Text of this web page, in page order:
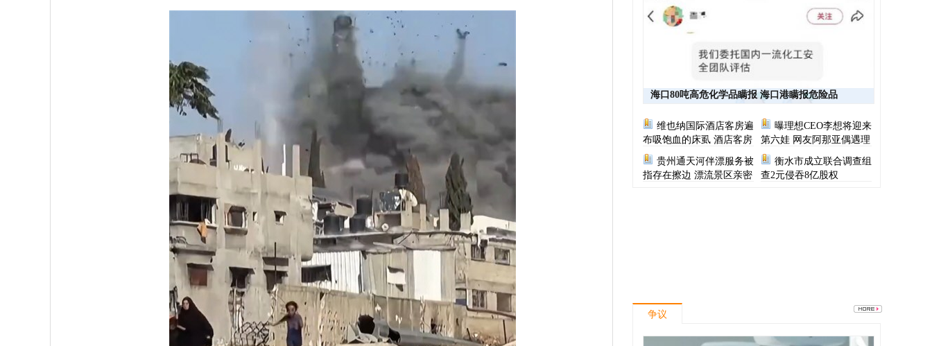
海口80吨高危化学品瞒报 海口港瞒报危险品
维也纳国际酒店客房遍
布吸饱血的床虱 酒店客房
有虫员工反怪顾客不查
曝理想CEO李想将迎来
第六娃 网友阿那亚偶遇理
想CEO一家
贵州通天河伴漂服务被
指存在擦边 漂流景区亲密
衡水市成立联合调查组
查2元侵吞8亿股权
争议